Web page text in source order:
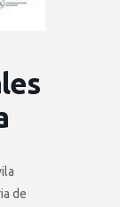
de